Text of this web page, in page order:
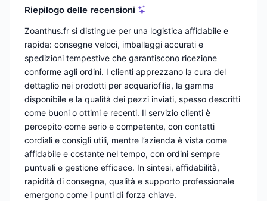
Riepilogo delle recensioni
Zoanthus.fr si distingue per una logistica affidabile e
rapida: consegne veloci, imballaggi accurati e
spedizioni tempestive che garantiscono ricezione
conforme agli ordini. I clienti apprezzano la cura del
dettaglio nei prodotti per acquariofilia, la gamma
disponibile e la qualità dei pezzi inviati, spesso descritti
come buoni o ottimi e recenti. Il servizio clienti è
percepito come serio e competente, con contatti
cordiali e consigli utili, mentre l’azienda è vista come
affidabile e costante nel tempo, con ordini sempre
puntuali e gestione efficace. In sintesi, affidabilità,
rapidità di consegna, qualità e supporto professionale
emergono come i punti di forza chiave.